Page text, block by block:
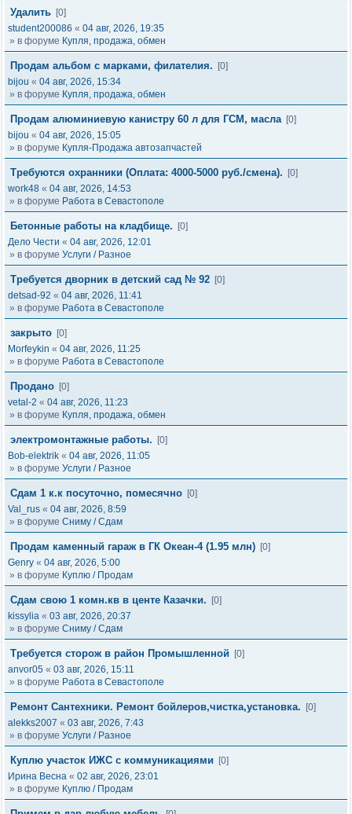
Удалить [0]
student200086 « 04 авг, 2026, 19:35
» в форуме Купля, продажа, обмен
Продам альбом с марками, филателия.
[0]
bijou « 04 авг, 2026, 15:34
» в форуме Купля, продажа, обмен
Продам алюминиевую канистру 60 л для ГСМ, масла [0]
bijou « 04 авг, 2026, 15:05
» в форуме Купля-Продажа автозапчастей
Требуются охранники (Оплата: 4000-5000 руб./смена).
[0]
work48 « 04 авг, 2026, 14:53
» в форуме Работа в Севастополе
Бетонные работы на кладбище.
[0]
Дело Чести « 04 авг, 2026, 12:01
» в форуме Услуги / Разное
Требуется дворник в детский сад № 92 [0]
detsad-92 « 04 авг, 2026, 11:41
» в форуме Работа в Севастополе
закрыто [0]
Morfeykin « 04 авг, 2026, 11:25
» в форуме Работа в Севастополе
Продано [0]
vetal-2 « 04 авг, 2026, 11:23
» в форуме Купля, продажа, обмен
электромонтажные работы.
[0]
Bob-elektrik « 04 авг, 2026, 11:05
» в форуме Услуги / Разное
Сдам 1 к.к посуточно, помесячно [0]
Val_rus « 04 авг, 2026, 8:59
» в форуме Сниму / Сдам
Продам каменный гараж в ГК Океан-4 (1.95 млн) [0]
Genry « 04 авг, 2026, 5:00
» в форуме Куплю / Продам
Сдам свою 1 комн.кв в центе Казачки.
[0]
kissylia « 03 авг, 2026, 20:37
» в форуме Сниму / Сдам
Требуется сторож в район Промышленной
[0]
anvor05 « 03 авг, 2026, 15:11
» в форуме Работа в Севастополе
Ремонт Сантехники. Ремонт бойлеров,чистка,установка.
[0]
alekks2007 « 03 авг, 2026, 7:43
» в форуме Услуги / Разное
Куплю участок ИЖС с коммуникациями
[0]
Ирина Весна « 02 авг, 2026, 23:01
» в форуме Куплю / Продам